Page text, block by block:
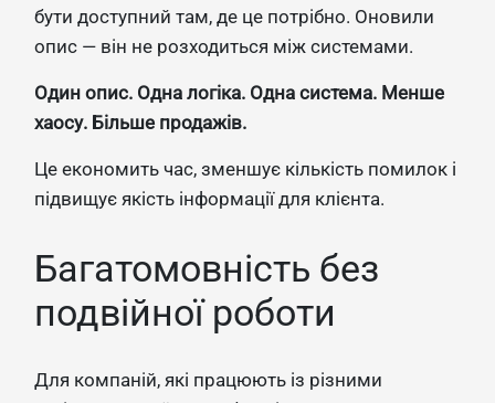
бути доступний там, де це потрібно. Оновили
опис — він не розходиться між системами.
Один опис. Одна логіка. Одна система. Менше
хаосу. Більше продажів.
Це економить час, зменшує кількість помилок і
підвищує якість інформації для клієнта.
Багатомовність без
подвійної роботи
Для компаній, які працюють із різними